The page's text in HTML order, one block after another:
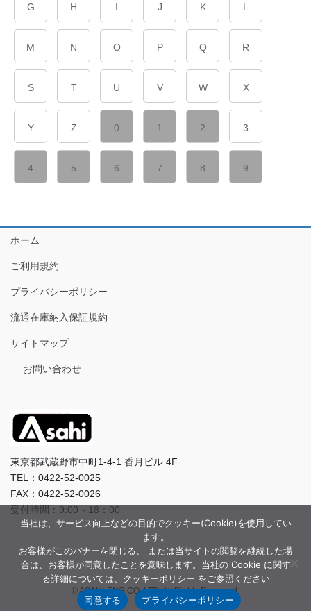
G H I J K L
M N O P Q R
S T U V W X
Y Z 0 1 2 3
4 5 6 7 8 9
ホーム
ご利用規約
プライバシーポリシー
流通在庫納入保証規約
サイトマップ
お問い合わせ
東京都武蔵野市中町1-4-1 香月ビル 4F
TEL：0422-52-0025
FAX：0422-52-0026
受付時間：9:00～18：00
© ASAHI-ENG CO.,LTD. All Rights Reserved.
当社は、サービス向上などの目的でクッキー(Cookie)を使用してい
ます。
お客様がこのバナーを閉じる、 または当サイトの閲覧を継続した場
合は、お客様が同意したことを意味します。当社の Cookie に関す
る詳細については、クッキーポリシー をご参照ください
同意する
プライバシーポリシー